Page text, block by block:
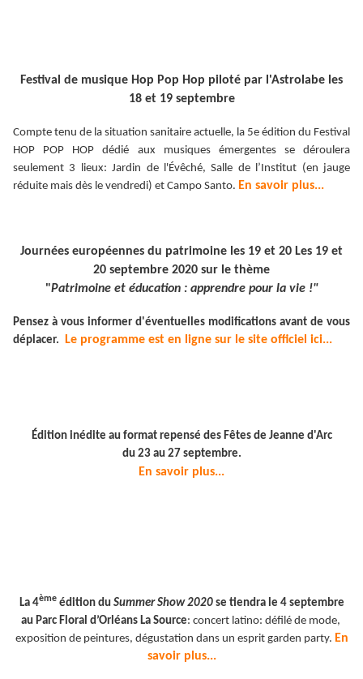
Festival de musique Hop Pop Hop piloté par l'Astrolabe les
18 et 19 septembre
Compte tenu de la situation sanitaire actuelle, la 5e édition du Festival
HOP POP HOP dédié aux musiques émergentes se déroulera
seulement 3 lieux: Jardin de l'Évêché, Salle de l’Institut (en jauge
réduite mais dès le vendredi) et Campo Santo. En savoir plus...
Journées européennes du patrimoine les 19 et 20 Les 19 et
20 septembre 2020 sur le thème
"Patrimoine et éducation : apprendre pour la vie !"
Pensez à vous informer d'éventuelles modifications avant de vous
déplacer.
Le programme est en ligne sur le site officiel ici...
Édition inédite au format repensé des Fêtes de Jeanne d'Arc
du 23 au 27 septembre.
En savoir plus...
La 4èmeédition du Summer Show 2020 se tiendra le 4 septembre
au Parc Floral d’Orléans La Source: concert latino: défilé de mode,
exposition de peintures, dégustation dans un esprit garden party. En
savoir plus...